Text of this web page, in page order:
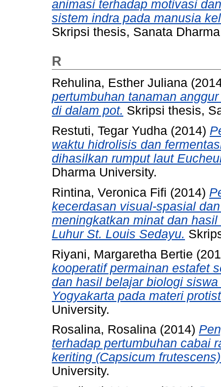
animasi terhadap motivasi
sistem indra pada manusia
Skripsi thesis, Sanata
R
Rehulina, Esther Juliana
pertumbuhan tanaman
di dalam pot. Skripsi thesis,
Restuti, Tegar Yudha (2014)
waktu hidrolisis dan
dihasilkan rumput laut
Dharma University.
Rintina, Veronica Fifi (2014)
kecerdasan visual-spasial
meningkatkan minat dan
Luhur St. Louis Sedayu.
Riyani, Margaretha Bertie
kooperatif permainan estafet
dan hasil belajar biologi
Yogyakarta pada materi
University.
Rosalina, Rosalina (2014)
terhadap pertumbuhan cabai
keriting (Capsicum
University.